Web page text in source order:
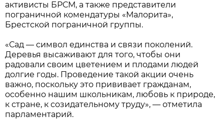
активисты БРСМ, а также представители
пограничной комендатуры «Малорита»,
Брестской пограничной группы.
«Сад — символ единства и связи поколений.
Деревья высаживают для того, чтобы они
радовали своим цветением и плодами людей
долгие годы. Проведение такой акции очень
важно, поскольку это прививает гражданам,
особенно нашим школьникам, любовь к природе,
к стране, к созидательному труду», — отметила
парламентарий.